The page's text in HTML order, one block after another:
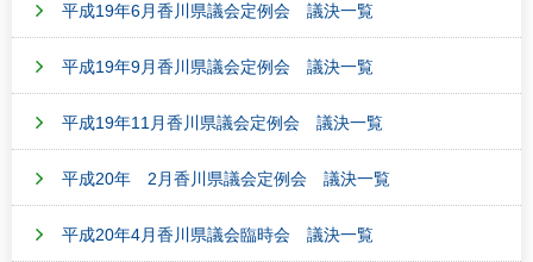
平成19年6月香川県議会定例会 議決一覧
平成19年9月香川県議会定例会 議決一覧
平成19年11月香川県議会定例会 議決一覧
平成20年 2月香川県議会定例会 議決一覧
平成20年4月香川県議会臨時会 議決一覧